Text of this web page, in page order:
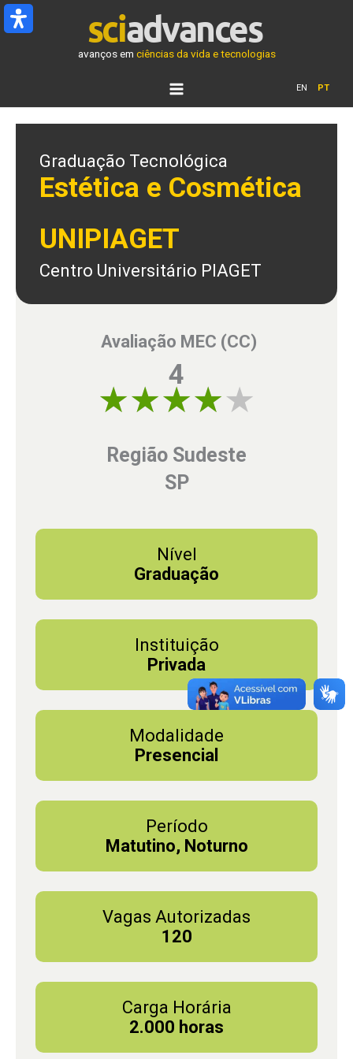
Ir
para
avanços em ciências da vida e tecnologias
EN PT
Graduação Tecnológica
Estética e Cosmética
UNIPIAGET
Centro Universitário PIAGET
Avaliação MEC (CC)
4
Região Sudeste
SP
Nível
Graduação
Instituição
Privada
Modalidade
Presencial
Período
Matutino, Noturno
Vagas Autorizadas
120
Carga Horária
2.000 horas